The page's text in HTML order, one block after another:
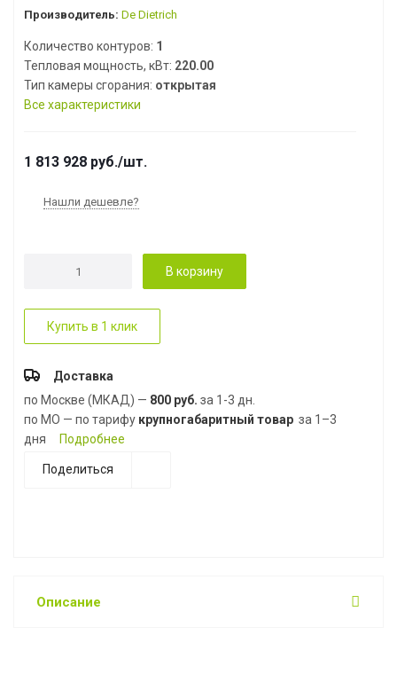
Производитель: De Dietrich
Количество контуров: 1
Тепловая мощность, кВт: 220.00
Тип камеры сгорания: открытая
Все характеристики
1 813 928 руб./шт.
Нашли дешевле?
В корзину
Купить в 1 клик
Доставка
по Москве (МКАД) — 800 руб. за 1-3 дн.
по МО — по тарифу крупногабаритный товар за 1–3
дня
Подробнее
Поделиться
Описание